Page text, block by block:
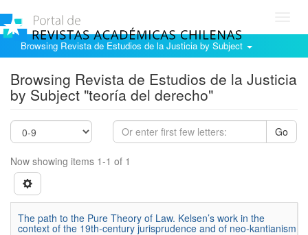
Browsing Revista de Estudios de la Justicia by Subject
Browsing Revista de Estudios de la Justicia
by Subject "teoría del derecho"
Go
Now showing items 1-1 of 1
The path to the Pure Theory of Law. Kelsen’s work in the
context of the 19th-century jurisprudence and of neo-kantianism